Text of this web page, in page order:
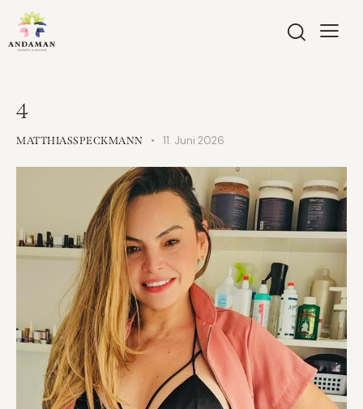
4
MATTHIASSPECKMANN 11. Juni 2026